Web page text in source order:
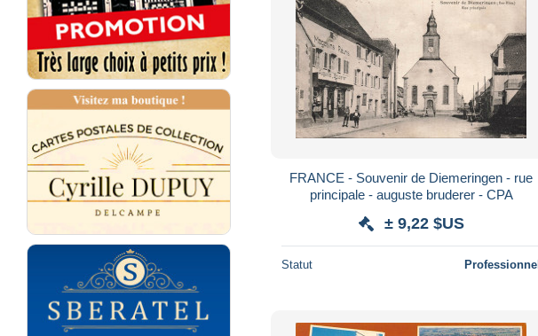
FRANCE - Souvenir de Diemeringen - rue
principale - auguste bruderer - CPA
± 9,22 $US
Statut Professionnel